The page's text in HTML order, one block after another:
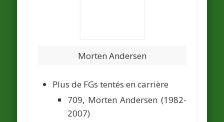
Morten Andersen
Plus de FGs tentés en carrière
709, Morten Andersen (1982-
2007)